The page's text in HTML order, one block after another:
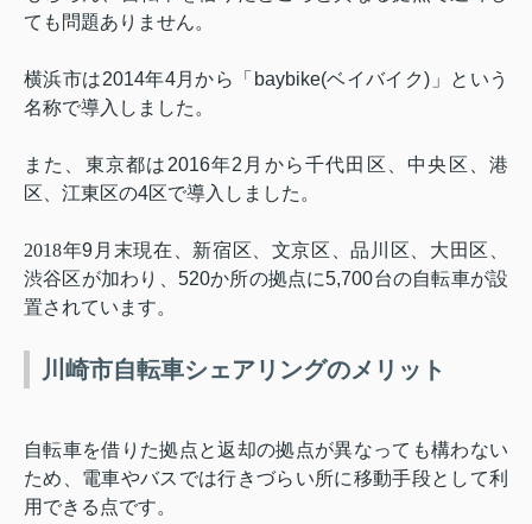
ても問題ありません。
横浜市は2014年4月から「 baybike(ベイバイク) 」という
名称で導入しました。
また、東京都は 2016年2 月から千代田区、中央区、港
区、江東区の4区で導入しました。
2018年9 月末現在、新宿区、文京区、品川区、大田区、
渋谷区が加わり、 520か所の拠点に5,700台の自転車が設
置されています。
川崎市自転車シェアリングのメリット
自転車を借りた拠点と返却の拠点が異なっても構わない
ため、電車やバスでは行きづらい所に移動手段として利
用できる点です。